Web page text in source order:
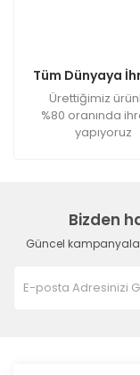
Tüm Dünyaya
Ürettiğimiz
%80 oranında
yapıyoruz
Bizden
Güncel